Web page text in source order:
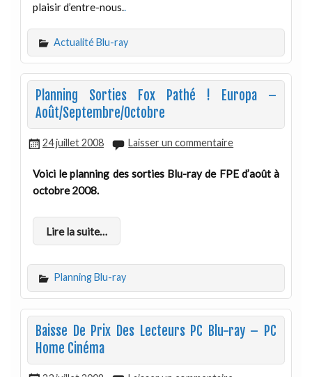
plaisir d’entre-nous..
Actualité Blu-ray
Planning Sorties Fox Pathé ! Europa –
Août/Septembre/Octobre
24 juillet 2008 Laisser un commentaire
Voici le planning des sorties Blu-ray de FPE d’août à
octobre 2008.
Lire la suite…
Planning Blu-ray
Baisse De Prix Des Lecteurs PC Blu-ray – PC
Home Cinéma